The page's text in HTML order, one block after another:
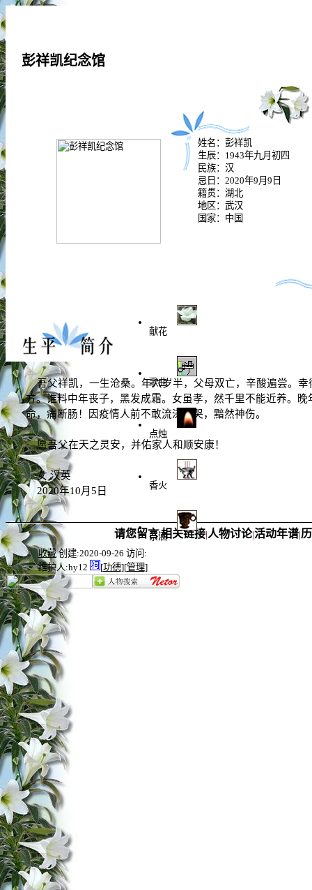
献花
歌曲
点烛
香火
祭酒
彭祥凯纪念馆
姓名：彭祥凯
生辰：1943年九月初四
民族：汉
忌日：2020年9月9日
籍贯：湖北
地区：武汉
国家：中国
吾父祥凯，一生沧桑。年六岁半，父母双亡，辛酸遍尝。幸
方。谁料中年丧子，黑发成霜。女虽孝，然千里不能近养。
命，痛断肠！因疫情人前不敢流涕痛哭，黯然神伤。
愿吾父在天之灵安，并佑家人和顺安康！
女 汉英
2020年10月5日
请您留言|相关链接|人物讨论|活动年谱|
收藏创建:2020-09-26 访问:
维护人:hy12 [功德][管理]